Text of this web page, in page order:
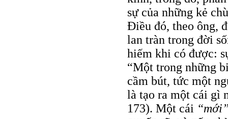
sự của những kẻ
Điều đó, theo ông,
lan tràn trong đời
hiếm khi có được:
“Một trong những
cầm bút, tức một
là tạo ra một cái gì
173). Một cái